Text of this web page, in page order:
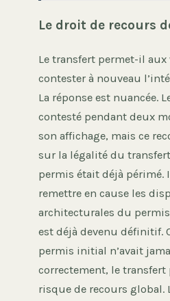
Le droit de recours
Le transfert permet-il aux
contester à nouveau
La réponse est nuancée.
contesté pendant deux
son affichage, mais ce
sur la légalité du
permis était déjà périmé.
remettre en cause les
architecturales du
est déjà devenu définitif.
permis initial n’avait
correctement, le
risque de recours global.